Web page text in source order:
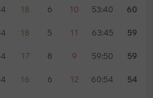
18 6 10 53:40 60
18 5 11 63:45 59
17 8 9 59:50 59
16 6 12 60:54 54